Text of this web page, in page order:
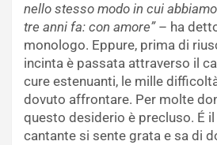
nello stesso modo in cui
tre anni fa: con amore”– ha
monologo. Eppure, prima di
incinta è passata attraverso il
cure estenuanti, le mille
dovuto affrontare. Per molte
questo desiderio è precluso. É
cantante si sente grata e sa di